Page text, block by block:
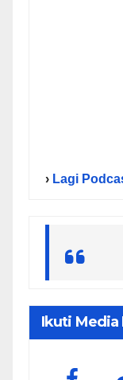
› Lagi
Ikuti Media